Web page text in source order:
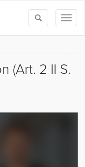
Toggle
search
(Art. 2 II S.